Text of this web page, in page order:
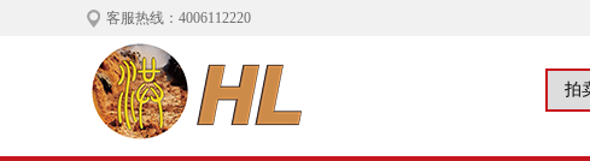
客服热线：4006112220